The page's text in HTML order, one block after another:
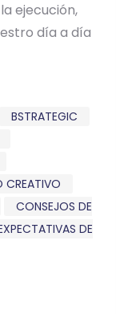
ejecución,
día a día
BSTRATEGIC
CREATIVO
CONSEJOS DE
DE